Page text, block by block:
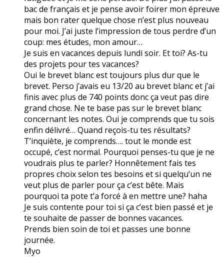
bac de français et je pense avoir foirer mon épreuve
mais bon rater quelque chose n’est plus nouveau
pour moi. J’ai juste l’impression de tous perdre d’un
coup: mes études, mon amour…
Je suis en vacances depuis lundi soir. Et toi? As-tu
des projets pour tes vacances?
Oui le brevet blanc est toujours plus dur que le
brevet. Perso j’avais eu 13/20 au brevet blanc et j’ai
finis avec plus de 740 points donc ça veut pas dire
grand chose. Ne te base pas sur le brevet blanc
concernant les notes. Oui je comprends que tu sois
enfin délivré… Quand reçois-tu tes résultats?
T’inquiète, je comprends…. tout le monde est
occupé, c’est normal. Pourquoi penses-tu que je ne
voudrais plus te parler? Honnêtement fais tes
propres choix selon tes besoins et si quelqu’un ne
veut plus de parler pour ça c’est bête. Mais
pourquoi ta pote t’a forcé à en mettre une? haha
Je suis contente pour toi si ça c’est bien passé et je
te souhaite de passer de bonnes vacances.
Prends bien soin de toi et passes une bonne
journée.
Myo